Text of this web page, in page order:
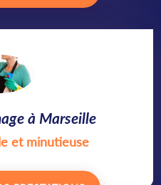
à Marseille
et minutieuse